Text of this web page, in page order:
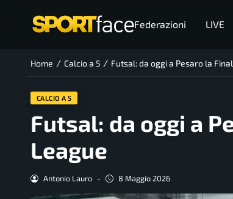
Federazioni LIVE
Home / Calcio a 5 / Futsal: da oggi a Pesaro la
CALCIO A 5
Futsal: da oggi a
League
Antonio Lauro - 8 Maggio 2026